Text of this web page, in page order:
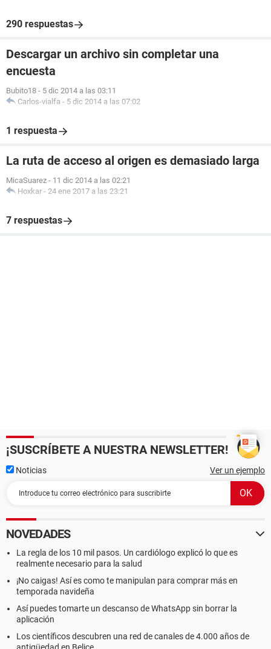
290 respuestas
Descargar un archivo sin completar una
encuesta
Bubito18 - 5 dic 2014 a las 03:11
Carlos-vialfa - 5 dic 2014 a las 07:02
1 respuesta
La ruta de acceso al origen es demasiado larga
MicaSuarez - 11 dic 2014 a las 02:21
Hoxkar - 24 ene 2017 a las 23:21
7 respuestas
¡SUSCRÍBETE A NUESTRA NEWSLETTER!
Noticias Ver un ejemplo
NOVEDADES
La regla de los 10 mil pasos. Un cardiólogo explicó lo que es
realmente necesario para la salud
¡No caigas! Así es como te manipulan para comprar más en
temporada navideña
Así puedes tomarte un descanso de WhatsApp sin borrar la
aplicación
Los científicos descubren una red de canales de 4.000 años de